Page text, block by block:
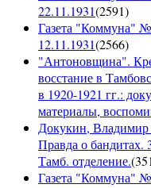
22.11.1931(2591)
Газета "Коммуна"
12.11.1931(2566)
"Антоновщина".
восстание в
в 1920-1921 гг.:
материалы,
Докукин, Владимир
Правда о бандитах.
Тамб. отделение.(
Газета "Коммуна"